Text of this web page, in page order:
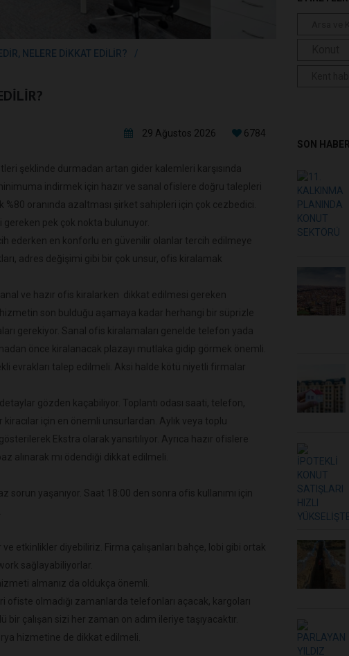
NELERE DİKKAT EDİLİR?
29 Ağustos 2026 6784
şeklinde durmadan artan gider kalemleri karşısında
indirmek için hazır ve sanal ofislere doğru talepleri
oranında azaltması şirket sahipleri için çok cezbedici.
pek çok nokta bulunuyor.
ederken en konforlu en güvenilir olanlar tercih edilmeye
adres değişimi gibi bir çok unsur, ofis kiralamak
ve hazır ofis kiralarken dikkat edilmesi gereken
hizmetin son bulduğu aşamaya kadar herhangi bir süprizle
gerekiyor. Sanal ofis kiralamaları genelde telefon yada
önce kiralanacak plazayı mutlaka gidip görmek önemli.
evrakları talep edilmeli. Aksi halde kötü niyetli firmalar
gözden kaçabiliyor. Toplantı odası saati, telefon,
için en önemli unsurlardan. Aylık veya toplu
Ekstra olarak yansıtılıyor. Ayrıca hazır ofislere
alınarak mı ödendiği dikkat edilmeli.
sorun yaşanıyor. Saat 18:00 den sonra ofis kullanımı için
etkinlikler diyebiliriz. Firma çalışanları bahçe, lobi gibi ortak
sağlayabiliyorlar.
almanız da oldukça önemli.
olmadığı zamanlarda telefonları açacak, kargoları
çalışan sizi her zaman on adım ileriye taşıyacaktır.
hizmetine de dikkat edilmeli.
SON